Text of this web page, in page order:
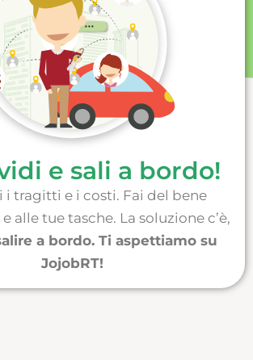
e sali a bordo!
i tragitti e i costi. Fai del bene
alle tue tasche. La soluzione c’è,
a bordo. Ti aspettiamo su
JojobRT!